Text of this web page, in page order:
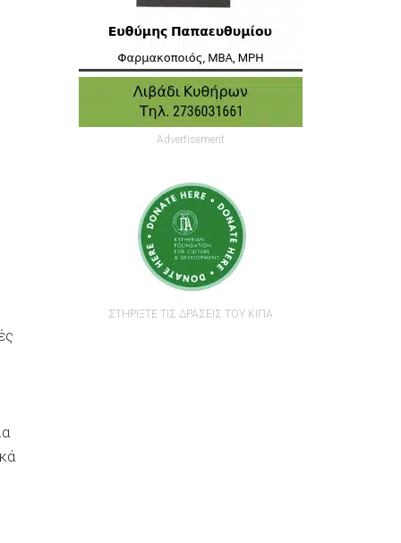
Advertisement
ΣΤΗΡΙΞΤΕ ΤΙΣ ΔΡΑΣΕΙΣ ΤΟΥ ΚΙΠΑ